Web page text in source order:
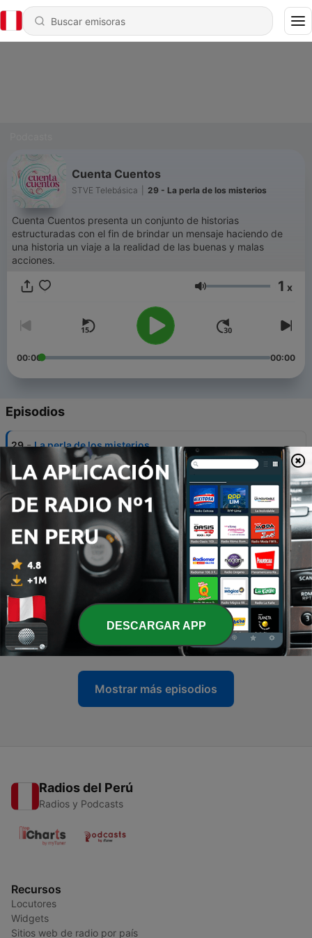
Cuenta Cuentos
STVE Telebásica 29 - La perla de los misterios
Cuenta Cuentos presenta un conjunto de historias
estructuradas con el fin de brindar un mensaje haciendo de
una historia un viaje a la realidad de las buenas y malas
acciones.
Volumen 1 x
00:00 00:00
Episodios
29 - La perla de los misterios
05 ago. 2026
28 La pequeña astronauta
29 jul. 2026
27 - La niña que se convirtió en sirena
26 - La canasta de dulces
15 jul. 2026
25 - Era temporada de otoño
01 jul. 2026
Mostrar más episodios
Radios del Perú
Radios y Podcasts
Recursos
Locutores
Widgets
Sitios web de radio por país
DESCARGAR APP